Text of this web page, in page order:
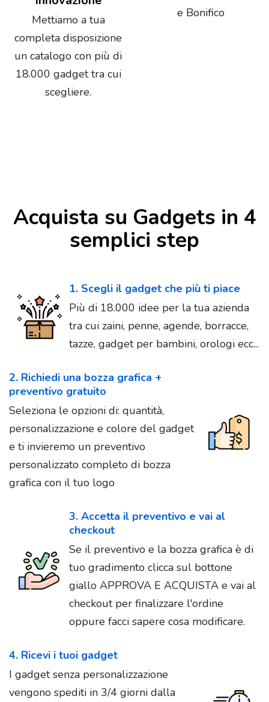
Mettiamo a tua
completa disposizione
un catalogo con più di
18.000 gadget tra cui
scegliere.
e Bonifico
Acquista su Gadgets in 4
semplici step
1. Scegli il gadget che più ti piace
Più di 18.000 idee per la tua azienda
tra cui zaini, penne, agende, borracce,
tazze, gadget per bambini, orologi ecc...
2. Richiedi una bozza grafica +
preventivo gratuito
Seleziona le opzioni di: quantità,
personalizzazione e colore del gadget
e ti invieremo un preventivo
personalizzato completo di bozza
grafica con il tuo logo
3. Accetta il preventivo e vai al
checkout
Se il preventivo e la bozza grafica è di
tuo gradimento clicca sul bottone
giallo APPROVA E ACQUISTA e vai al
checkout per finalizzare l'ordine
oppure facci sapere cosa modificare.
4. Ricevi i tuoi gadget
I gadget senza personalizzazione
vengono spediti in 3/4 giorni dalla